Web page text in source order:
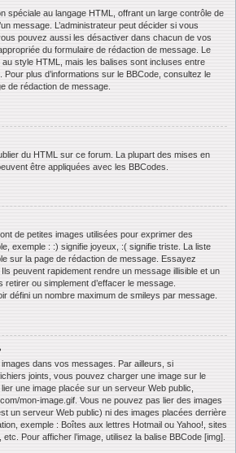
spéciale au langage HTML, offrant un large contrôle de
message. L’administrateur peut décider si vous
pouvez aussi les désactiver dans chacun de vos
du formulaire de rédaction de message. Le
style HTML, mais les balises sont incluses entre
plus d’informations sur le BBCode, consultez le
de rédaction de message.
du HTML sur ce forum. La plupart des mises en
être appliquées avec les BBCodes.
de petites images utilisées pour exprimer des
exemple : :) signifie joyeux, :( signifie triste. La liste
sur la page de rédaction de message. Essayez
peuvent rapidement rendre un message illisible et un
ou simplement d’effacer le message.
défini un nombre maximum de smileys par message.
dans vos messages. Par ailleurs, si
joints, vous pouvez charger une image sur le
une image placée sur un serveur Web public,
mon-image.gif. Vous ne pouvez pas lier des images
un serveur Web public) ni des images placées derrière
exemple : Boîtes aux lettres Hotmail ou Yahoo!, sites
Pour afficher l’image, utilisez la balise BBCode [img].